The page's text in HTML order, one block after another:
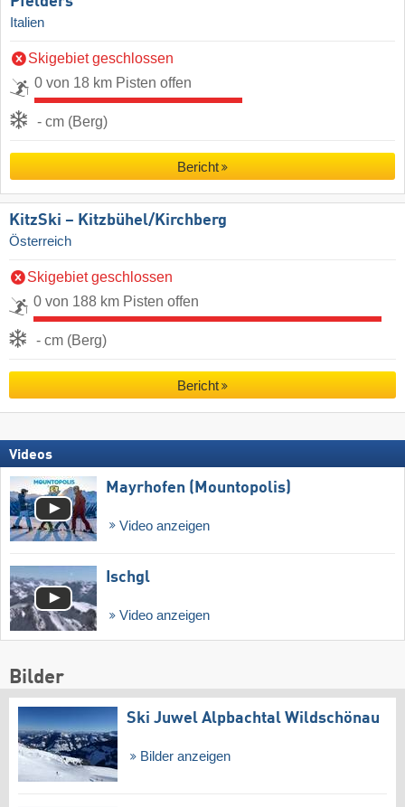
Italien
Skigebiet geschlossen
0 von 18 km Pisten offen
- cm (Berg)
Bericht
KitzSki – Kitzbühel/​Kirchberg
Österreich
Skigebiet geschlossen
0 von 188 km Pisten offen
- cm (Berg)
Bericht
Videos
Mayrhofen (Mountopolis)
Video anzeigen
Ischgl
Video anzeigen
Bilder
Ski Juwel Alpbachtal Wildschönau
Bilder anzeigen